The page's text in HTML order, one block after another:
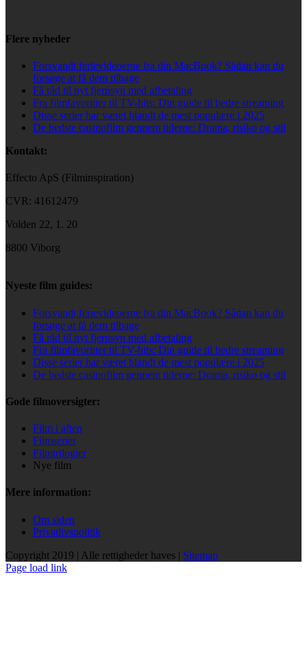
Flere nyheder
Forsvandt ferievideoerne fra din MacBook? Sådan kan du
forsøge at få dem tilbage
Få råd til nyt fjernsyn med afbetaling
Fra filmfavoritter til TV-hits: Din guide til bedre streaming
Disse serier har været blandt de mest populære i 2025
De bedste casinofilm gennem tiderne: Drama, risiko og stil
Kontakt:
Effecto ApS (Filminspiration)
CVR: 41612479
Volden 22, 1. 20
8800 Viborg
Nyeste film guides:
Forsvandt ferievideoerne fra din MacBook? Sådan kan du
forsøge at få dem tilbage
Få råd til nyt fjernsyn med afbetaling
Fra filmfavoritter til TV-hits: Din guide til bedre streaming
Disse serier har været blandt de mest populære i 2025
De bedste casinofilm gennem tiderne: Drama, risiko og stil
Gode filmoversigter:
Film i aften
Filmserier
Filmtrilogier
Nye film
Mere information:
Om siden
Privatlivspolitik
Copyright 2019 | Alle rettigheder haves | Sitemap
Page load link